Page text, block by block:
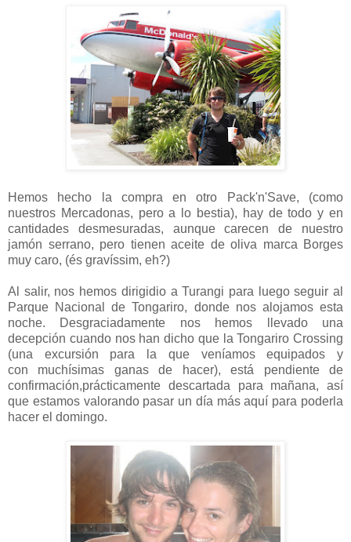
Hemos hecho la compra en otro Pack'n'Save, (como
nuestros Mercadonas, pero a lo bestia), hay de todo y en
cantidades desmesuradas, aunque carecen de nuestro
jamón serrano, pero tienen aceite de oliva marca Borges
muy caro, (és gravíssim, eh?)
Al salir, nos hemos dirigidio a Turangi para luego seguir al
Parque Nacional de Tongariro, donde nos alojamos esta
noche. Desgraciadamente nos hemos llevado una
decepción cuando nos han dicho que la Tongariro Crossing
(una excursión para la que veníamos equipados y
con muchísimas ganas de hacer), está pendiente de
confirmación,prácticamente descartada para mañana, así
que estamos valorando pasar un día más aquí para poderla
hacer el domingo.